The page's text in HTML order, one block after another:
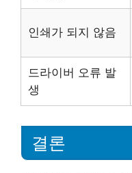
인쇄가 되지 않음
드라이버 오류 발
생
결론